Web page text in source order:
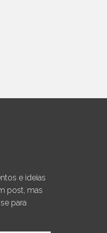
e ideias
post, mas
para